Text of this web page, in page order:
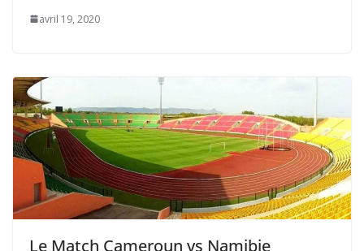
avril 19, 2020
Le Match Cameroun vs Namibie